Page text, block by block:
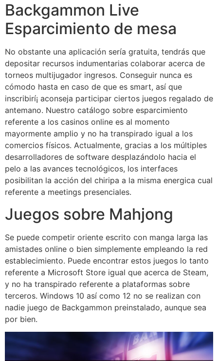
Backgammon Live
Esparcimiento de mesa
No obstante una aplicación serí­a gratuita, tendrás que
depositar recursos indumentarias colaborar acerca de
torneos multijugador ingresos. Conseguir nunca es
cómodo hasta en caso de que es smart, así que
inscribirí¡ aconseja participar ciertos juegos regalado de
antemano. Nuestro catálogo sobre esparcimiento
referente a los casinos online es al momento
mayormente amplio y no ha transpirado igual a los
comercios físicos. Actualmente, gracias a los múltiples
desarrolladores de software desplazándolo hacia el
pelo a las avances tecnológicos, los interfaces
posibilitan la acción del chiripa a la misma energica cual
referente a meetings presenciales.
Juegos sobre Mahjong
Se puede competir oriente escrito con manga larga las
amistades online o bien simplemente empleando la red
establecimiento. Puede encontrar estos juegos lo tanto
referente a Microsoft Store igual que acerca de Steam,
y no ha transpirado referente a plataformas sobre
terceros. Windows 10 así­ como 12 no se realizan con
nadie juego de Backgammon preinstalado, aunque sea
por bien.